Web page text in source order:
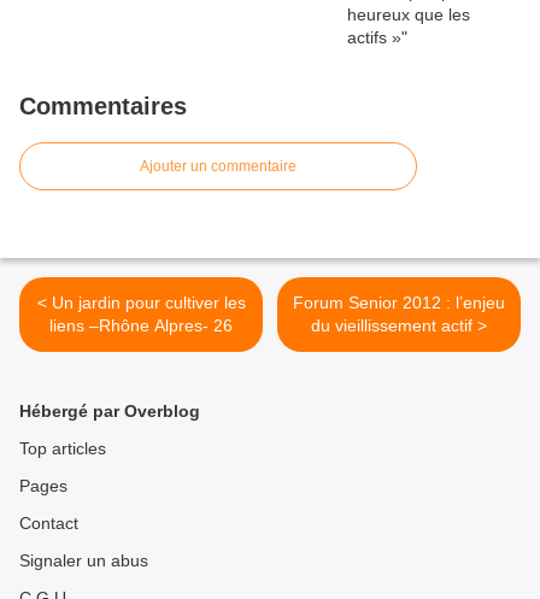
Commentaires
Ajouter un commentaire
< Un jardin pour cultiver les
liens –Rhône Alpres- 26
Forum Senior 2012 : l’enjeu
du vieillissement actif >
Hébergé par Overblog
Top articles
Pages
Contact
Signaler un abus